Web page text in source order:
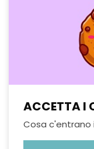
ACCETTA I
Cosa c'entrano